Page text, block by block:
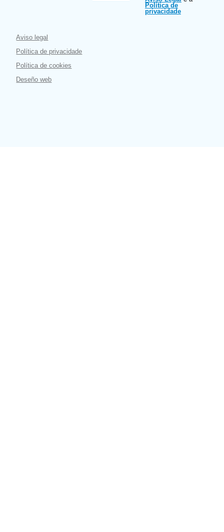
Política de
privacidade
Aviso legal
Política de privacidade
Política de cookies
Deseño web